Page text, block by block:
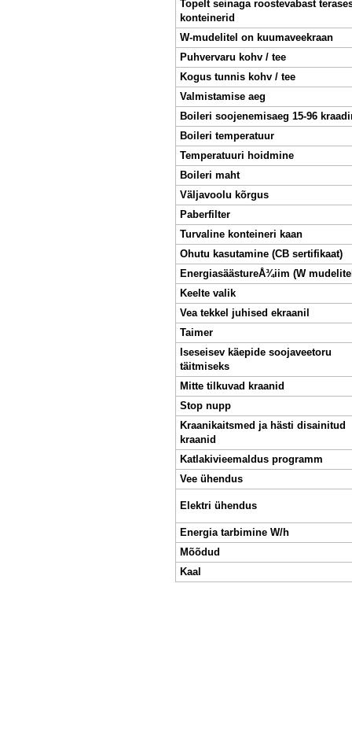
Topelt seinaga roostevabast
konteinerid
W-mudelitel on kuumaveekraan
Puhvervaru kohv / tee
Kogus tunnis kohv / tee
Valmistamise aeg
Boileri soojenemisaeg 15-96
Boileri temperatuur
Temperatuuri hoidmine
Boileri maht
Väljavoolu kõrgus
Paberfilter
Turvaline konteineri kaan
Ohutu kasutamine (CB sertifikaat)
EnergiasäästureÅ¾iim (W
Keelte valik
Vea tekkel juhised ekraanil
Taimer
Iseseisev käepide soojaveetoru
täitmiseks
Mitte tilkuvad kraanid
Stop nupp
Kraanikaitsmed ja hästi disainitud
kraanid
Katlakivieemaldus programm
Vee ühendus
Elektri ühendus
Energia tarbimine W/h
Mõõdud
Kaal